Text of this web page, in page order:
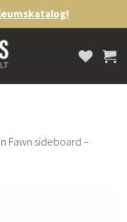
in Fawn sideboard –